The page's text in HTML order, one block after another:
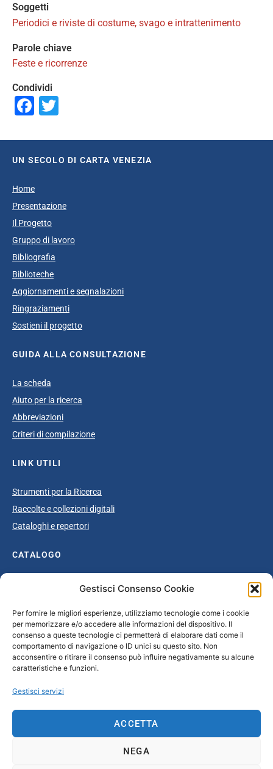
Gestisci Consenso Cookie
Per fornire le migliori esperienze, utilizziamo tecnologie come i cookie
per memorizzare e/o accedere alle informazioni del dispositivo. Il
consenso a queste tecnologie ci permetterà di elaborare dati come il
comportamento di navigazione o ID unici su questo sito. Non
acconsentire o ritirare il consenso può influire negativamente su alcune
caratteristiche e funzioni.
Gestisci servizi
ACCETTA
NEGA
Soggetti
Periodici e riviste di costume, svago e intrattenimento
Parole chiave
Feste e ricorrenze
Condividi
Facebook
UN SECOLO DI CARTA VENEZIA
Home
Presentazione
Il Progetto
Gruppo di lavoro
Bibliografia
Biblioteche
Aggiornamenti e segnalazioni
Ringraziamenti
Sostieni il progetto
GUIDA ALLA CONSULTAZIONE
La scheda
Aiuto per la ricerca
Abbreviazioni
Criteri di compilazione
LINK UTILI
Strumenti per la Ricerca
Raccolte e collezioni digitali
Cataloghi e repertori
CATALOGO
Catalogo completo
Età giolittiana
Grande Guerra e dopoguerra
Fascismo
Repubblica Sociale Italiana
CONTATTI